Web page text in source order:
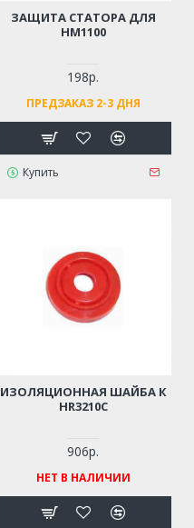
ЗАЩИТА СТАТОРА ДЛЯ
HM1100
198р.
ПРЕДЗАКАЗ 2-3 ДНЯ
Купить
ИЗОЛЯЦИОННАЯ ШАЙБА К
HR3210C
906р.
НЕТ В НАЛИЧИИ